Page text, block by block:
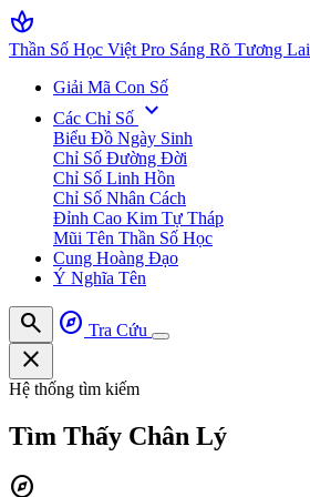
spa
Thần Số Học Việt Pro Sáng Rõ Tương Lai
Giải Mã Con Số
Các Chỉ Số expand_more
Biểu Đồ Ngày Sinh
Chỉ Số Đường Đời
Chỉ Số Linh Hồn
Chỉ Số Nhân Cách
Đỉnh Cao Kim Tự Tháp
Mũi Tên Thần Số Học
Cung Hoàng Đạo
Ý Nghĩa Tên
search explore Tra Cứu
close
Hệ thống tìm kiếm
Tìm Thấy Chân Lý
explore